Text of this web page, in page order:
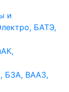
и
БАТЭ,
БЗА, ВААЗ,